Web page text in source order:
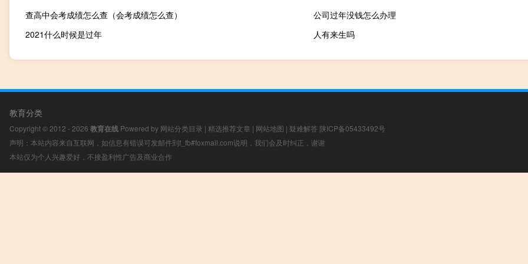
查高中会考成绩怎么查（会考成绩怎么查）
公司过年没钱怎么办理
2021什么时候是过年
人有来生吗
教育分类
Copyright © 2012 - 2026 教育在线 Powered by 网站分类目录 | 精选推荐文章 | 网站地图 | 疑难解答 陕ICP备05433492号
声明：本站内容来自互联网，如信息有错误可发邮件到f_fb#foxmail.com说明，我们会及时纠正，谢谢
本站仅为个人兴趣爱好，不接盈利性广告及商业合作